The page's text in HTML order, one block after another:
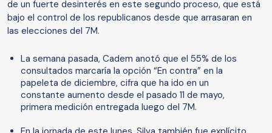
de un fuerte desinterés en este segundo proceso, que está
bajo el control de los republicanos desde que arrasaran en
las elecciones del 7M.
La semana pasada, Cadem anotó que el 55% de los
consultados marcaría la opción “En contra” en la
papeleta de diciembre, cifra que ha ido en un
constante aumento desde el pasado 11 de mayo,
primera medición entregada luego del 7M.